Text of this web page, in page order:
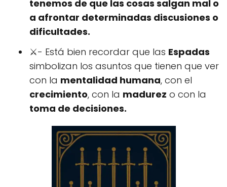
tenemos de que las cosas salgan mal o
a afrontar determinadas discusiones o
dificultades.
⚔- Está bien recordar que las Espadas
simbolizan los asuntos que tienen que ver
con la mentalidad humana, con el
crecimiento, con la madurez o con la
toma de decisiones.